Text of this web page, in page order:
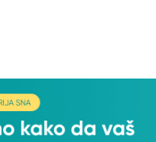
Do 27 cm
Do 35 cm